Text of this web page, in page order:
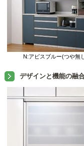
N:アビスブルー(つや無
デザインと機能の融合